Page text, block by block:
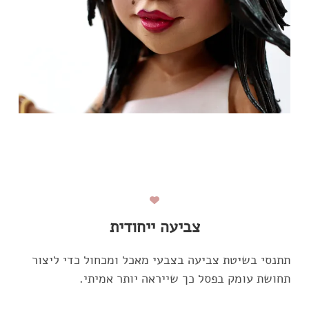
צביעה ייחודית
תתנסי בשיטת צביעה בצבעי מאכל ומכחול כדי ליצור
תחושת עומק בפסל כך שייראה יותר אמיתי.